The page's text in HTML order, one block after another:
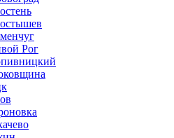
Рог